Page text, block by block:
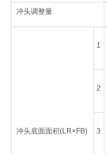
冲头调整量
冲头底面面积(LR×FB)
1
2
3